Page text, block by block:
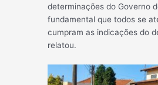
determinações do Governo
fundamental que todos se
cumpram as indicações do
relatou.